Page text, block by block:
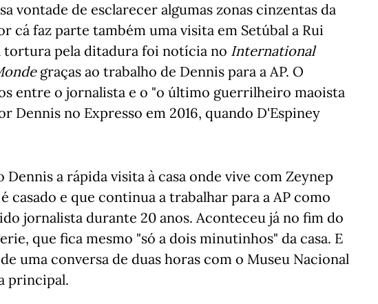
vontade de esclarecer algumas zonas cinzentas da
cá faz parte também uma visita em Setúbal a Rui
tortura pela ditadura foi notícia no International
graças ao trabalho de Dennis para a AP. O
entre o jornalista e o "o último guerrilheiro maoista
Dennis no Expresso em 2016, quando D'Espiney
a rápida visita à casa onde vive com Zeynep
casado e que continua a trabalhar para a AP como
jornalista durante 20 anos. Aconteceu já no fim do
que fica mesmo "só a dois minutinhos" da casa. E
uma conversa de duas horas com o Museu Nacional
principal.